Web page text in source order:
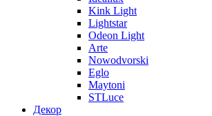
Kink Light
Lightstar
Odeon Light
Arte
Nowodvorski
Eglo
Maytoni
STLuce
Декор